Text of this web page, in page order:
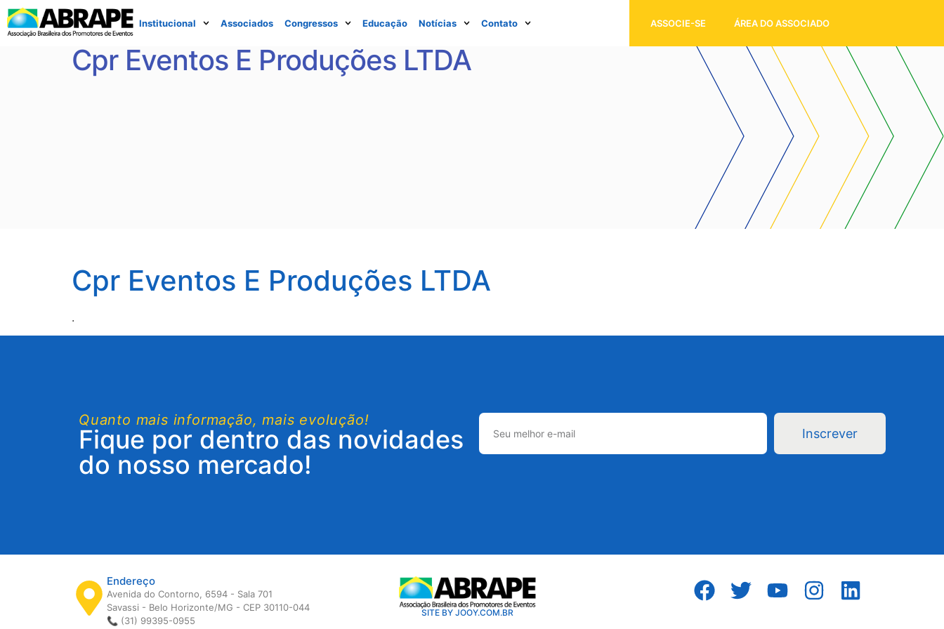
Institucional Associados Congressos Educação Notícias Contato ASSOCIE-SE ÁREA DO ASSOCIADO
Cpr Eventos E Produções LTDA
Cpr Eventos E Produções LTDA
.
Quanto mais informação, mais evolução!
Fique por dentro das novidades
do nosso mercado!
Inscrever
Endereço
Avenida do Contorno, 6594 - Sala 701
Savassi - Belo Horizonte/MG - CEP 30110-044
📞 (31) 99395-0955
SITE BY JOOY.COM.BR